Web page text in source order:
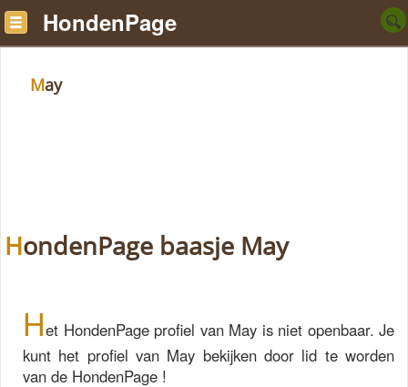
HondenPage
May
HondenPage baasje May
Het HondenPage profiel van May is niet openbaar. Je
kunt het profiel van May bekijken door lid te worden
van de HondenPage !